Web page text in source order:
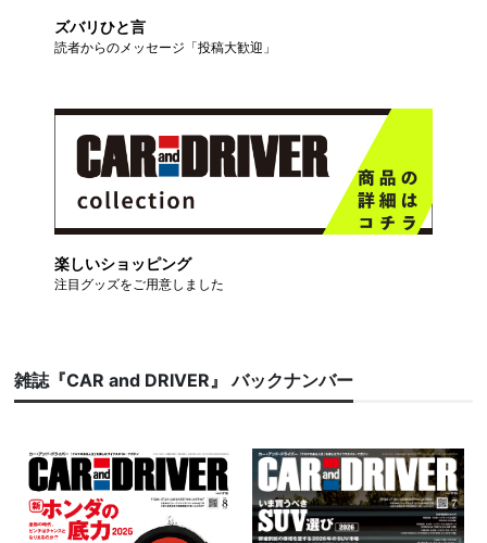
ズバリひと言
読者からのメッセージ「投稿大歓迎」
楽しいショッピング
注目グッズをご用意しました
雑誌『CAR and DRIVER』 バックナンバー